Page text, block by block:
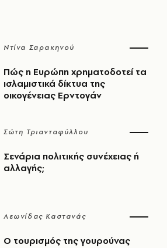
Ντίνα Σαρακηνού
Πώς η Ευρώπη χρηματοδοτεί τα
ισλαμιστικά δίκτυα της
οικογένειας Ερντογάν
Σώτη Τριανταφύλλου
Σενάρια πολιτικής συνέχειας ή
αλλαγής;
Λεωνίδας Καστανάς
Ο τουρισμός της γουρούνας